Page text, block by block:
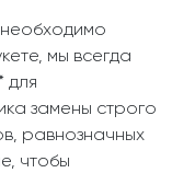
мы всегда
для
замены строго
равнозначных
чтобы